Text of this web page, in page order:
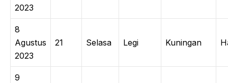
2023
8
Agustus
2023
21 Selasa Legi Kuningan
9